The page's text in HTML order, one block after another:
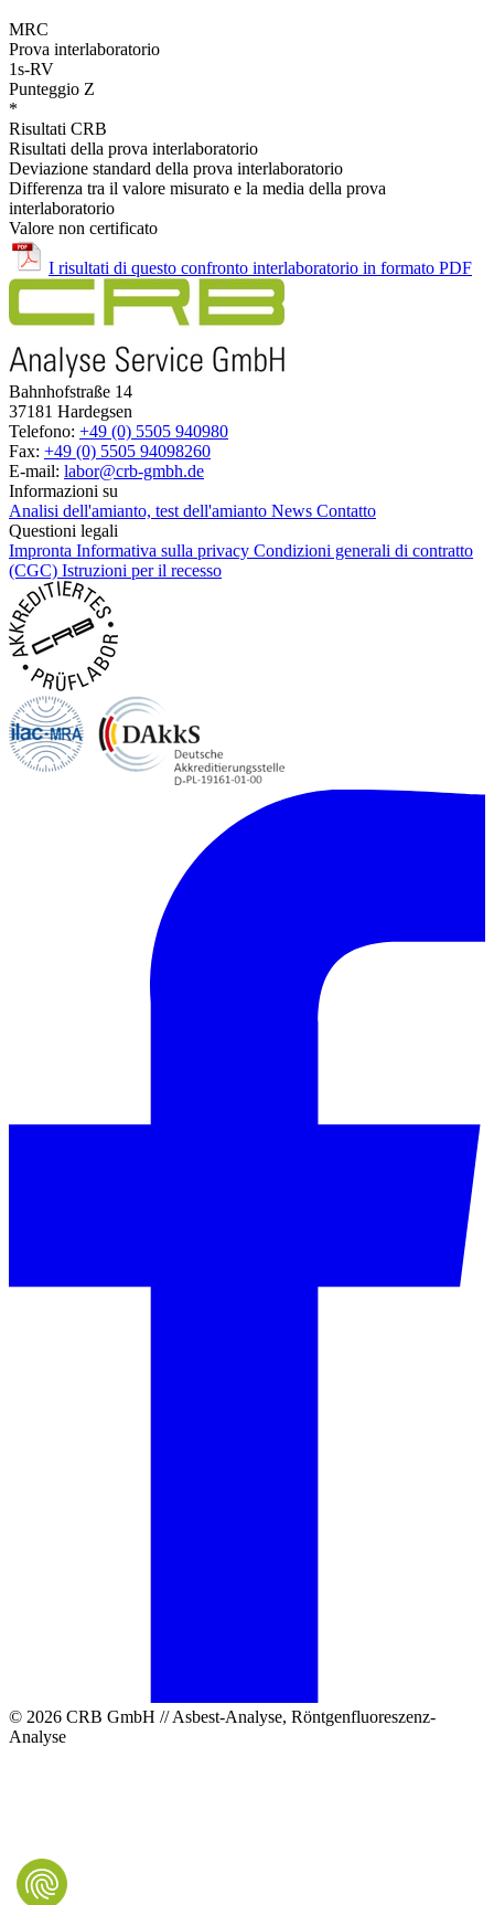
MRC
Prova interlaboratorio
1s-RV
Punteggio Z
*
Risultati CRB
Risultati della prova interlaboratorio
Deviazione standard della prova interlaboratorio
Differenza tra il valore misurato e la media della prova
interlaboratorio
Valore non certificato
I risultati di questo confronto interlaboratorio in formato PDF
Bahnhofstraße 14
37181 Hardegsen
Telefono: +49 (0) 5505 940980
Fax: +49 (0) 5505 94098260
E-mail: labor@crb-gmbh.de
Informazioni su
Analisi dell'amianto, test dell'amianto News Contatto
Questioni legali
Impronta Informativa sulla privacy Condizioni generali di contratto
(CGC) Istruzioni per il recesso
© 2026 CRB GmbH // Asbest-Analyse, Röntgenfluoreszenz-
Analyse